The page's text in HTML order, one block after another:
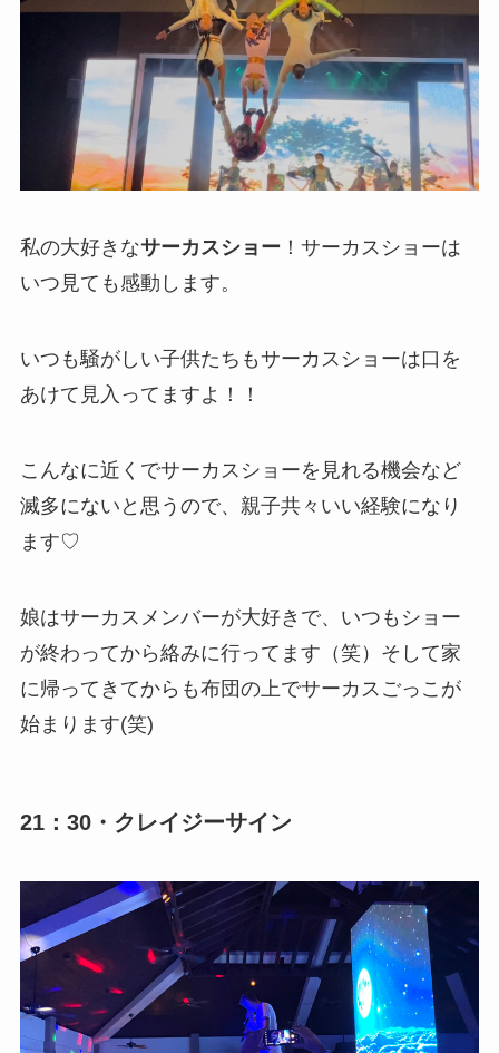
私の大好きなサーカスショー ！サーカスショーは
いつ見ても感動します。
いつも騒がしい子供たちもサーカスショーは口を
あけて見入ってますよ！！
こんなに近くでサーカスショーを見れる機会など
滅多にないと思うので、親子共々いい経験になり
ます♡
娘はサーカスメンバーが大好きで、いつもショー
が終わってから絡みに行ってます（笑）そして家
に帰ってきてからも布団の上でサーカスごっこが
始まります(笑)
21：30・クレイジーサイン